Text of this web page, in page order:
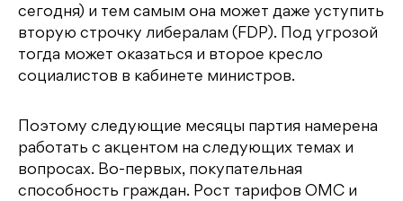
сегодня) и тем самым она может даже уступить
вторую строчку либералам (FDP). Под угрозой
тогда может оказаться и второе кресло
социалистов в кабинете министров.
Поэтому следующие месяцы партия намерена
работать с акцентом на следующих темах и
вопросах. Во-первых, покупательная
способность граждан. Рост тарифов ОМС и